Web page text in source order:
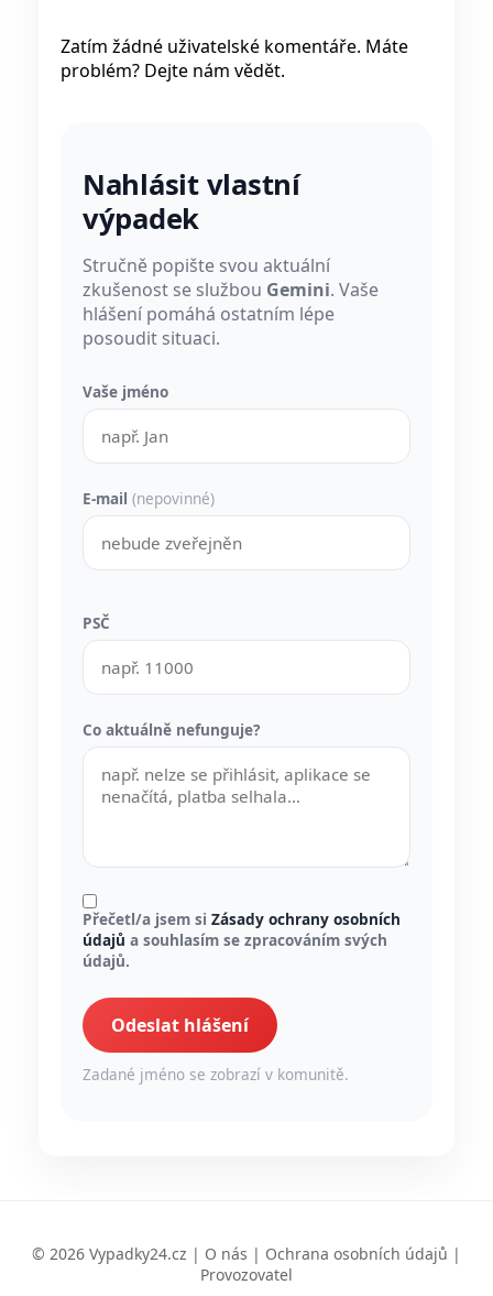
Zatím žádné uživatelské komentáře. Máte
problém? Dejte nám vědět.
Nahlásit vlastní
výpadek
Stručně popište svou aktuální
zkušenost se službou Gemini. Vaše
hlášení pomáhá ostatním lépe
posoudit situaci.
Vaše jméno
E-mail (nepovinné)
PSČ
Co aktuálně nefunguje?
Přečetl/a jsem si Zásady ochrany osobních
údajů a souhlasím se zpracováním svých
údajů.
Odeslat hlášení
Zadané jméno se zobrazí v komunitě.
© 2026 Vypadky24.cz | O nás | Ochrana osobních údajů |
Provozovatel